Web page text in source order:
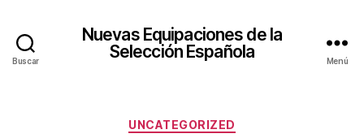
Buscar
Nuevas Equipaciones de la
Selección Española
Menú
Categorías
UNCATEGORIZED